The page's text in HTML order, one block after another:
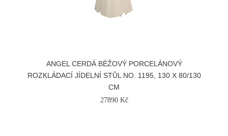
ANGEL CERDÁ BÉŽOVÝ PORCELÁNOVÝ
ROZKLÁDACÍ JÍDELNÍ STŮL NO. 1195, 130 X 80/130
CM
27890 Kč